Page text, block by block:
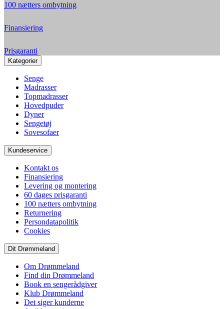
100 nætters ombytning
Finansiering
Prisgaranti
Kategorier
Senge
Madrasser
Topmadrasser
Hovedpuder
Dyner
Sengetøj
Sovesofaer
Kundeservice
Kontakt os
Finansiering
Levering og montering
60 dages prisgaranti
100 nætters ombytning
Returnering
Persondatapolitik
Cookies
Dit Drømmeland
Om Drømmeland
Find din Drømmeland
Book en sengerådgiver
Klub Drømmeland
Det siger kunderne